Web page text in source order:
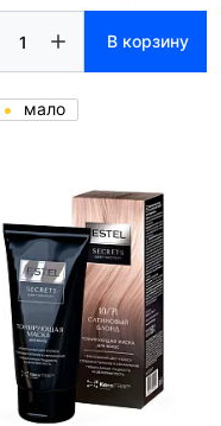
В корзину
мало